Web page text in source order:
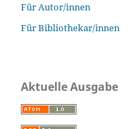
Für Autor/innen
Für Bibliothekar/innen
Aktuelle Ausgabe